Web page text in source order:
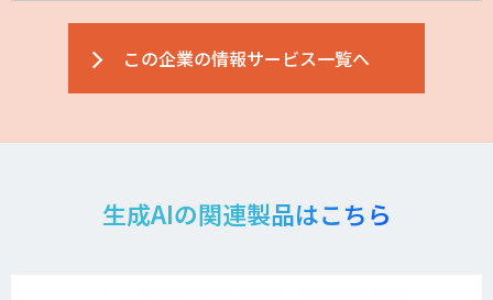
この企業の情報サービス一覧へ
生成AIの関連製品はこちら